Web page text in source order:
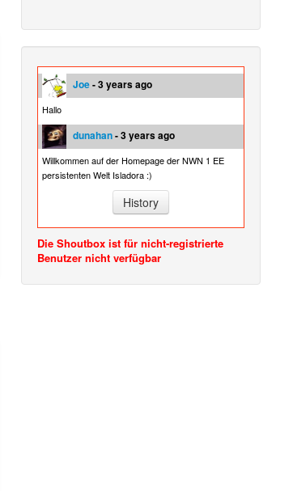
Joe- 3 years ago
Hallo
dunahan- 3 years ago
Willkommen auf der Homepage der NWN 1 EE
persistenten Welt Isladora :)
History
Die Shoutbox ist für nicht-registrierte
Benutzer nicht verfügbar